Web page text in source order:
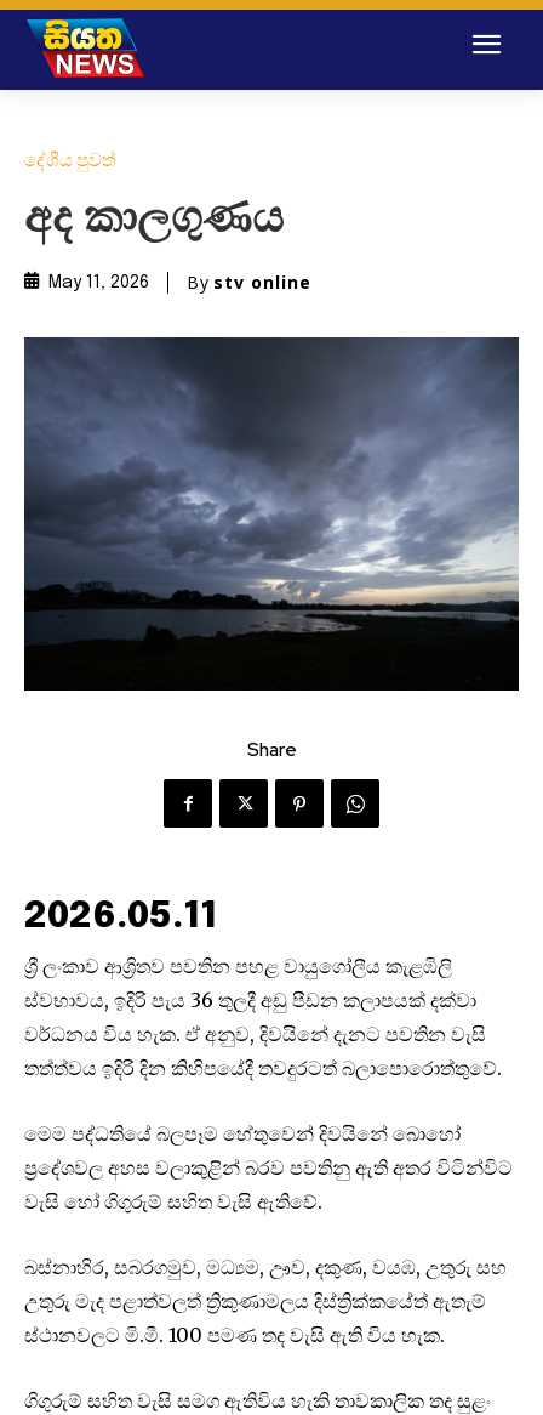
දේශීය පුවත්
අද කාලගුණය
May 11, 2026 By stv online
Share
2026.05.11
ශ්‍රී ලංකාව ආශ්‍රිතව පවතින පහළ වායුගෝලීය කැළඹිලි
ස්වභාවය, ඉදිරි පැය 36 තුලදී අඩු පීඩන කලාපයක් දක්වා
වර්ධනය විය හැක. ඒ අනුව, දිවයිනේ දැනට පවතින වැසි
තත්ත්වය ඉදිරි දින කිහිපයේදී තවදුරටත් බලාපොරොත්තුවේ.
මෙම පද්ධතියේ බලපෑම හේතුවෙන් දිවයිනේ බොහෝ
ප්‍රදේශවල අහස වලාකුළින් බරව පවතිනු ඇති අතර විටින්විට
වැසි හෝ ගිගුරුම් සහිත වැසි ඇතිවේ.
බස්නාහිර, සබරගමුව, මධ්‍යම, ඌව, දකුණ, වයඹ, උතුරු සහ
උතුරු මැද පළාත්වලත් ත්‍රිකුණාමලය දිස්ත්‍රික්කයේත් ඇතැම්
ස්ථානවලට මි.මී. 100 පමණ තද වැසි ඇති විය හැක.
ගිගුරුම් සහිත වැසි සමග ඇතිවිය හැකි තාවකාලික තද සුළං